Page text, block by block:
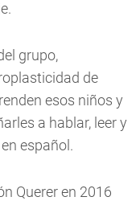
grupo,
de
esos niños y
a hablar, leer y
español.
Querer en 2016